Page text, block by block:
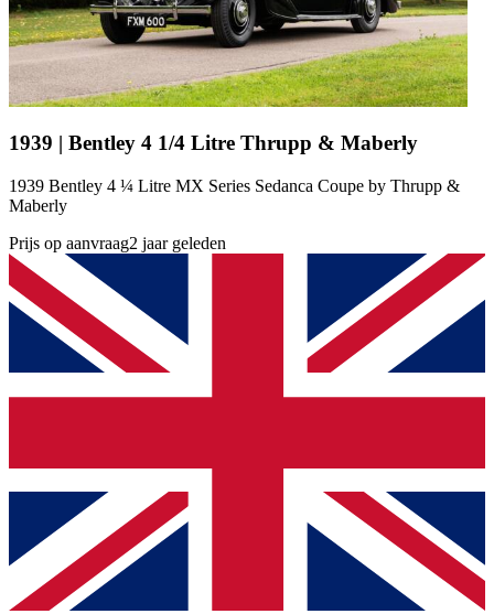
1939 | Bentley 4 1/4 Litre Thrupp & Maberly
1939 Bentley 4 ¼ Litre MX Series Sedanca Coupe by Thrupp &
Maberly
Prijs op aanvraag2 jaar geleden